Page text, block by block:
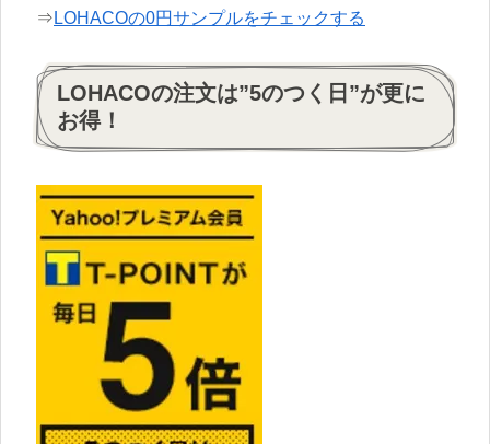
⇒LOHACOの0円サンプルをチェックする
LOHACOの注文は”5のつく日”が更に
お得！